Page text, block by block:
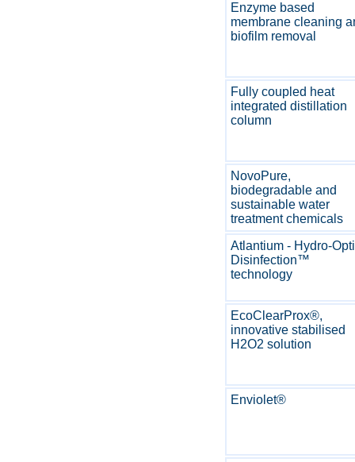
Enzyme based
membrane cleaning
biofilm removal
Fully coupled heat
integrated distillation
column
NovoPure,
biodegradable and
sustainable water
treatment chemicals
Atlantium - Hydro-
Disinfection™
technology
EcoClearProx®,
innovative stabilised
H2O2 solution
Enviolet®